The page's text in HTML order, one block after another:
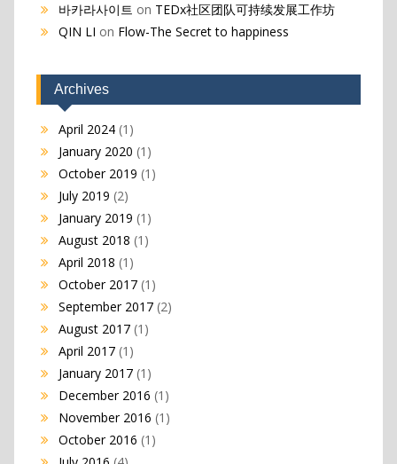
바카라사이트 on TEDx社区团队可持续发展工作坊
QIN LI on Flow-The Secret to happiness
Archives
April 2024(1)
January 2020 (1)
October 2019 (1)
July 2019 (2)
January 2019 (1)
August 2018 (1)
April 2018 (1)
October 2017(1)
September 2017(2)
August 2017(1)
April 2017(1)
January 2017(1)
December 2016 (1)
November 2016 (1)
October 2016 (1)